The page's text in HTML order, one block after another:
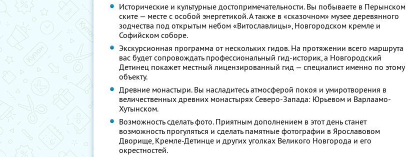
Исторические и культурные достопримечательности. Вы побываете в Перынском
ските — месте с особой энергетикой. А также в «сказочном» музее деревянного
зодчества под открытым небом «Витославлицы», Новгородском кремле и
Софийском соборе.
Экскурсионная программа от нескольких гидов. На протяжении всего маршрута
вас будет сопровождать профессиональный гид-историк, а Новгородский
Детинец покажет местный лицензированный гид — специалист именно по этому
объекту.
Древние монастыри. Вы насладитесь атмосферой покоя и умиротворения в
величественных древних монастырях Северо-Запада: Юрьевом и Варлаамо-
Хутынском.
Возможность сделать фото. Приятным дополнением в этот день станет
возможность прогуляться и сделать памятные фотографии в Ярославовом
Дворище, Кремле-Детинце и других уголках Великого Новгорода и его
окрестностей.